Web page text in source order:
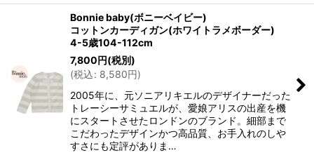
Bonnie baby(ボニーベイビー)
コットンカーディガン(ホワイトラメボーダー)
4-5歳104-112cm
7,800円(税別)
(税込: 8,580円)
2005年に、元ソニアリキエルのデザイナーだった
トレーシーサミュエルが、愛娘アリスの出産を機
にスタートさせたロンドンのブランド。細部まで
こだわったデザインかつ高品質、お手入れのしや
すさにも定評がありま…